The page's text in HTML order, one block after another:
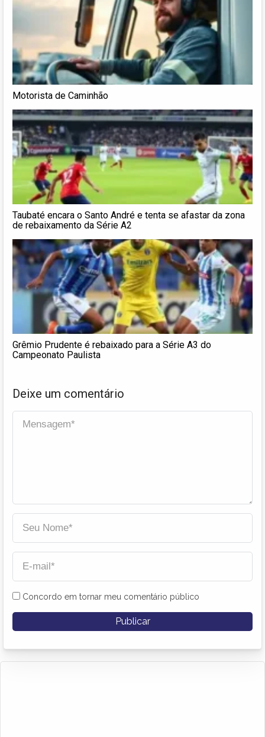
Motorista de Caminhão
Taubaté encara o Santo André e tenta se afastar da zona
de rebaixamento da Série A2
Grêmio Prudente é rebaixado para a Série A3 do
Campeonato Paulista
Deixe um comentário
Concordo em tornar meu comentário público